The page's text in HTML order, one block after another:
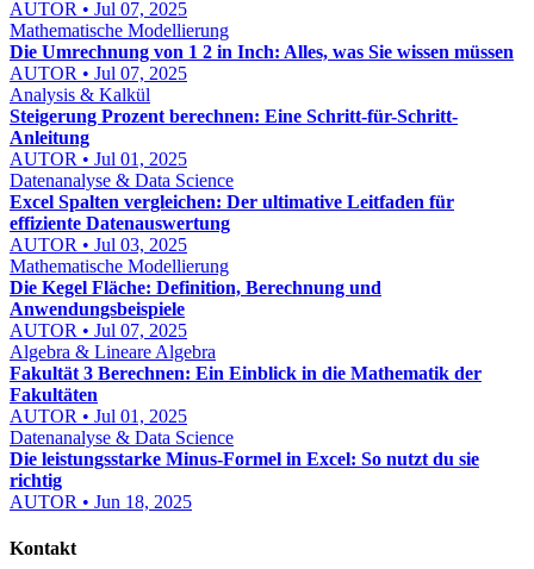
AUTOR • Jul 07, 2025
Mathematische Modellierung
Die Umrechnung von 1 2 in Inch: Alles, was Sie wissen müssen
AUTOR • Jul 07, 2025
Analysis & Kalkül
Steigerung Prozent berechnen: Eine Schritt-für-Schritt-
Anleitung
AUTOR • Jul 01, 2025
Datenanalyse & Data Science
Excel Spalten vergleichen: Der ultimative Leitfaden für
effiziente Datenauswertung
AUTOR • Jul 03, 2025
Mathematische Modellierung
Die Kegel Fläche: Definition, Berechnung und
Anwendungsbeispiele
AUTOR • Jul 07, 2025
Algebra & Lineare Algebra
Fakultät 3 Berechnen: Ein Einblick in die Mathematik der
Fakultäten
AUTOR • Jul 01, 2025
Datenanalyse & Data Science
Die leistungsstarke Minus-Formel in Excel: So nutzt du sie
richtig
AUTOR • Jun 18, 2025
Kontakt